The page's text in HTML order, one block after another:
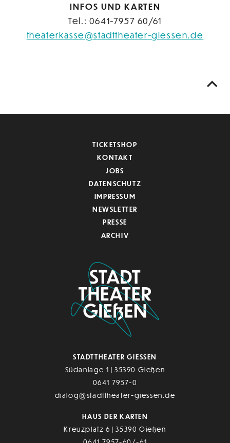
INFOS UND KARTEN
Tel.: 0641-7957 60/61
theaterkasse@stadttheater-giessen.de
TICKETSHOP
KONTAKT
JOBS
DATENSCHUTZ
IMPRESSUM
NEWSLETTER
PRESSE
ARCHIV
STADTTHEATER GIESSEN
Südanlage 1 | 35390 Gießen
0641 7957-0
dialog@stadttheater-giessen.de
HAUS DER KARTEN
Kreuzplatz 6 | 35390 Gießen